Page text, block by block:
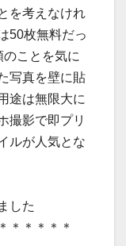
を考えなけれ
50枚無料だっ
ことを気に
写真を壁に貼
途は無限大に
撮影で即プリ
ルが人気とな
した
＊＊＊＊＊